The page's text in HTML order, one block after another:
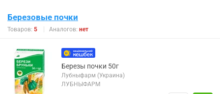
Березовые почки
Товаров: 5 Аналогов: нет
Березы почки 50г
Лубныфарм (Украина)
ЛУБНЫФАРМ